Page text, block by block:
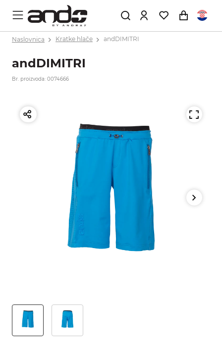
Naslovnica Kratke hlače andDIMITRI
andDIMITRI
Br. proizvoda: 0074666